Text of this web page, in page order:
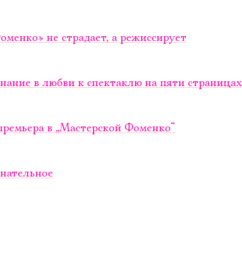
не страдает, а режиссирует
в любви к спектаклю на пяти страницах
в „Мастерской Фоменко“